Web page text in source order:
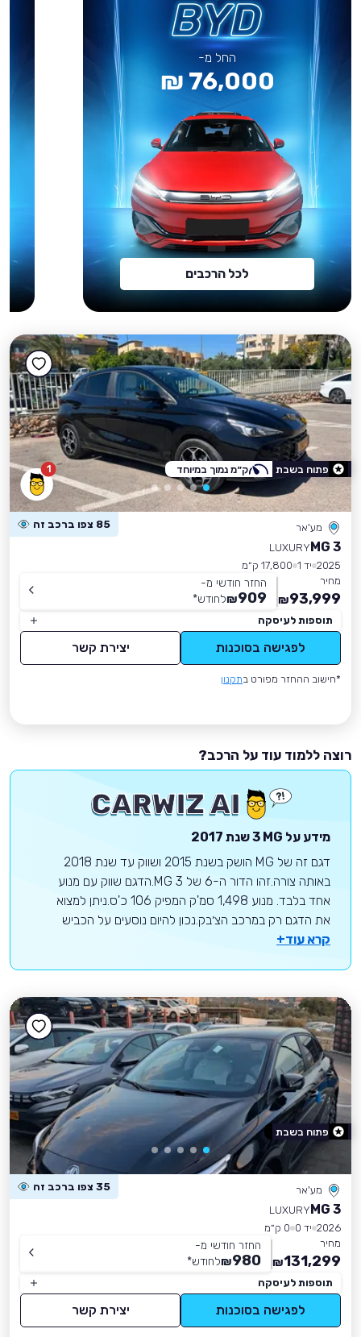
החל מ-
76,000 ₪
לכל הרכבים
1
מע'אר 85 צפו ברכב זה
MG 3
LUXURY
2025 יד 1
17,800 ק״מ
מחיר
93,999
₪
החזר חודשי מ-
909
₪לחודש*
תוספות לעיסקה
לפגישה בסוכנות יצירת קשר
*חישוב ההחזר מפורט בתקנון
פתוח בשבת ק״מ נמוך במיוחד
רוצה ללמוד עוד על הרכב?
מידע על MG
3שנת 2017
דגם זה של MG הושק בשנת 2015 ושווק עד שנת 2018
באותה צורה.זהו הדור ה-6 של MG 3.הדגם שווק עם מנוע
אחד בלבד. מנוע 1,498 סמ'ק המפיק 106 כ'ס.ניתן למצוא
את הדגם רק במרכב הצ׳בק.נכון להיום נוסעים על הכביש
קרא עוד+
מע'אר 35 צפו ברכב זה
MG 3
LUXURY
2026 יד 0
0 ק״מ
מחיר
131,299
₪
החזר חודשי מ-
980
₪לחודש*
תוספות לעיסקה
לפגישה בסוכנות יצירת קשר
פתוח בשבת